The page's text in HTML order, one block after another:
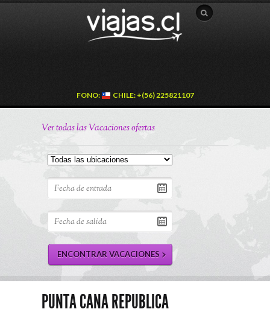
FONO: CHILE: +(56) 225821107
Ver todas las Vacaciones ofertas
PUNTA CANA REPUBLICA